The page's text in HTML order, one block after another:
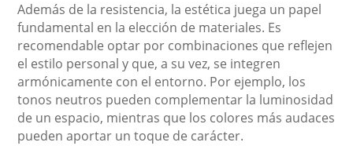
Además de la resistencia, la estética juega un papel
fundamental en la elección de materiales. Es
recomendable optar por combinaciones que reflejen
el estilo personal y que, a su vez, se integren
armónicamente con el entorno. Por ejemplo, los
tonos neutros pueden complementar la luminosidad
de un espacio, mientras que los colores más audaces
pueden aportar un toque de carácter.